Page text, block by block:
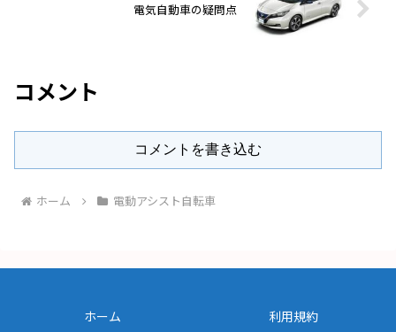
電気自動車の疑問点
コメント
コメントを書き込む
ホーム 電動アシスト自転車
ホーム
利用規約